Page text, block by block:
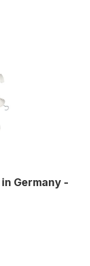
Germany -